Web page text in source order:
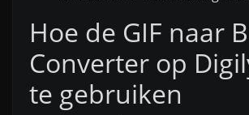
Hoe de GIF naar
Converter op
te gebruiken